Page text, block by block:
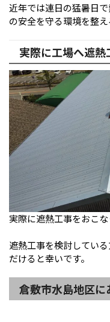
近年では連日の猛暑日
の安全を守る環境を整え
実際に工場へ遮
実際に遮熱工事をおこ
遮熱工事を検討してい
だけると幸いです。
倉敷市水島地区